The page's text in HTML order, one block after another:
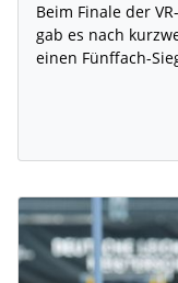
Beim Finale der
gab es nach
einen Fünffach-